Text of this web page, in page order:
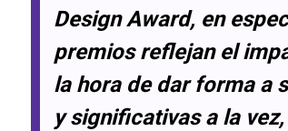
Design Award, en
premios reflejan el
la hora de dar forma a
y significativas a la